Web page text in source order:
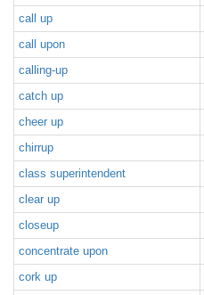
call up
call upon
calling-up
catch up
cheer up
chirrup
class superintendent
clear up
closeup
concentrate upon
cork up